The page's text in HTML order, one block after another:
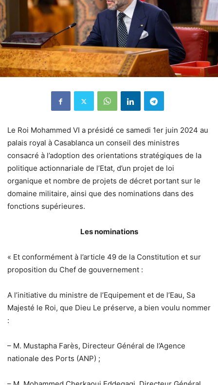
Le Roi Mohammed VI a présidé ce samedi 1er juin 2024 au
palais royal à Casablanca un conseil des ministres
consacré à l’adoption des orientations stratégiques de la
politique actionnariale de l’Etat, d’un projet de loi
organique et nombre de projets de décret portant sur le
domaine militaire, ainsi que des nominations dans des
fonctions supérieures.
Les nominations
« Et conformément à l’article 49 de la Constitution et sur
proposition du Chef de gouvernement :
A l’initiative du ministre de l’Equipement et de l’Eau, Sa
Majesté le Roi, que Dieu Le préserve, a bien voulu nommer
:
– M. Mustapha Farès, Directeur Général de l’Agence
nationale des Ports (ANP) ;